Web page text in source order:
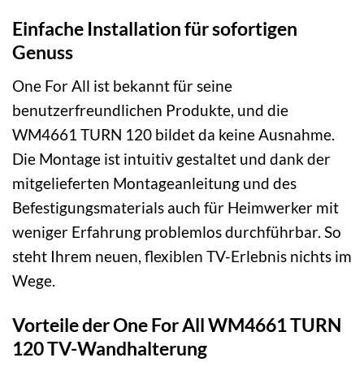
Einfache Installation für sofortigen
Genuss
One For All ist bekannt für seine
benutzerfreundlichen Produkte, und die
WM4661 TURN 120 bildet da keine Ausnahme.
Die Montage ist intuitiv gestaltet und dank der
mitgelieferten Montageanleitung und des
Befestigungsmaterials auch für Heimwerker mit
weniger Erfahrung problemlos durchführbar. So
steht Ihrem neuen, flexiblen TV-Erlebnis nichts im
Wege.
Vorteile der One For All WM4661 TURN
120 TV-Wandhalterung